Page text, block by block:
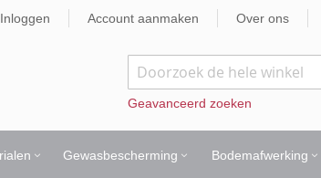
Inloggen Account aanmaken Over ons
Zoek
Geavanceerd zoeken
Gewasbescherming Bodemafwerking